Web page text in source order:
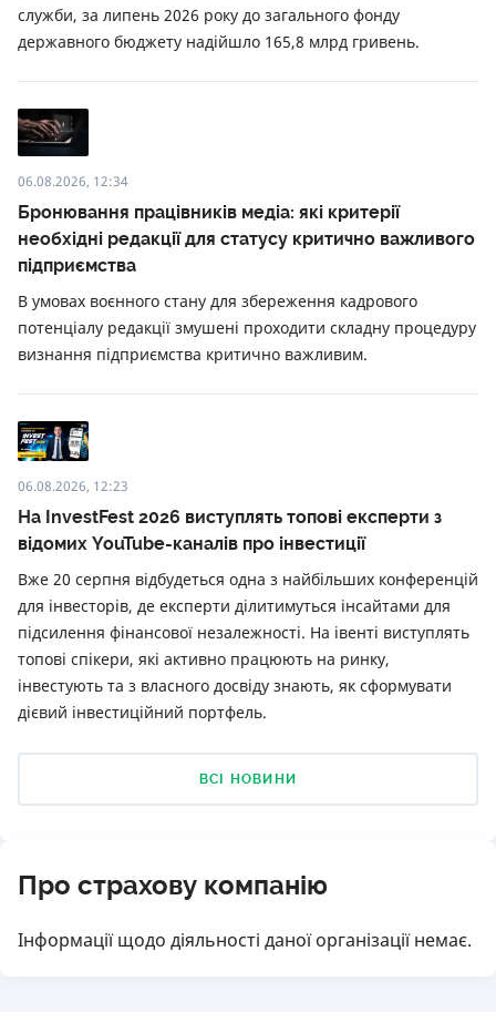
служби, за липень 2026 року до загального фонду
державного бюджету надійшло 165,8 млрд гривень.
06.08.2026, 12:34
Бронювання працівників медіа: які критерії
необхідні редакції для статусу критично важливого
підприємства
В умовах воєнного стану для збереження кадрового
потенціалу редакції змушені проходити складну процедуру
визнання підприємства критично важливим.
06.08.2026, 12:23
На InvestFest 2026 виступлять топові експерти з
відомих YouTube-каналів про інвестиції
Вже 20 серпня відбудеться одна з найбільших конференцій
для інвесторів, де експерти ділитимуться інсайтами для
підсилення фінансової незалежності. На івенті виступлять
топові спікери, які активно працюють на ринку,
інвестують та з власного досвіду знають, як сформувати
дієвий інвестиційний портфель.
ВСІ НОВИНИ
Про страхову компанію
Інформації щодо діяльності даної організації немає.